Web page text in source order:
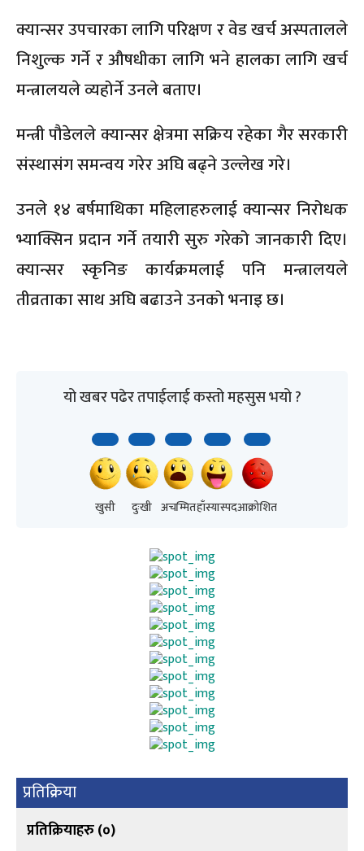
क्यान्सर उपचारका लागि परिक्षण र वेड खर्च अस्पतालले
निशुल्क गर्ने र औषधीका लागि भने हालका लागि खर्च
मन्त्रालयले व्यहोर्ने उनले बताए।
मन्त्री पौडेलले क्यान्सर क्षेत्रमा सक्रिय रहेका गैर सरकारी
संस्थासंग समन्वय गरेर अघि बढ्ने उल्लेख गरे।
उनले १४ बर्षमाथिका महिलाहरुलाई क्यान्सर निरोधक
भ्याक्सिन प्रदान गर्ने तयारी सुरु गरेको जानकारी दिए।
क्यान्सर स्कृनिङ कार्यक्रमलाई पनि मन्त्रालयले
तीव्रताका साथ अघि बढाउने उनको भनाइ छ।
यो खबर पढेर तपाईलाई कस्तो महसुस भयो ?
खुसी दुःखी अचम्मितहाँस्यास्पदआक्रोशित
प्रतिक्रिया
प्रतिक्रियाहरु (०)